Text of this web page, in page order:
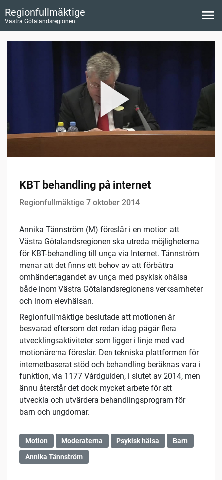
Regionfullmäktige
Västra Götalandsregionen
KBT behandling på internet
Regionfullmäktige 7 oktober 2014
Annika Tännström (M) föreslår i en motion att
Västra Götalandsregionen ska utreda möjligheterna
för KBT-behandling till unga via Internet. Tännström
menar att det finns ett behov av att förbättra
omhändertagandet av unga med psykisk ohälsa
både inom Västra Götalandsregionens verksamheter
och inom elevhälsan.
Regionfullmäktige beslutade att motionen är
besvarad eftersom det redan idag pågår flera
utvecklingsaktiviteter som ligger i linje med vad
motionärerna föreslår. Den tekniska plattformen för
internetbaserat stöd och behandling beräknas vara i
funktion, via 1177 Vårdguiden, i slutet av 2014, men
ännu återstår det dock mycket arbete för att
utveckla och utvärdera behandlingsprogram för
barn och ungdomar.
Motion Moderaterna Psykisk hälsa
Barn
Annika Tännström